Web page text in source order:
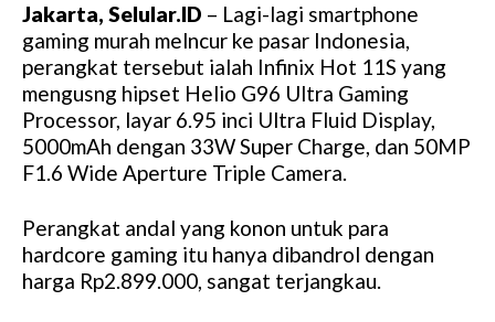
Jakarta, Selular.ID – Lagi-lagi smartphone
gaming murah melncur ke pasar Indonesia,
perangkat tersebut ialah Infinix Hot 11S yang
mengusng hipset Helio G96 Ultra Gaming
Processor, layar 6.95 inci Ultra Fluid Display,
5000mAh dengan 33W Super Charge, dan 50MP
F1.6 Wide Aperture Triple Camera.
Perangkat andal yang konon untuk para
hardcore gaming itu hanya dibandrol dengan
harga Rp2.899.000, sangat terjangkau.